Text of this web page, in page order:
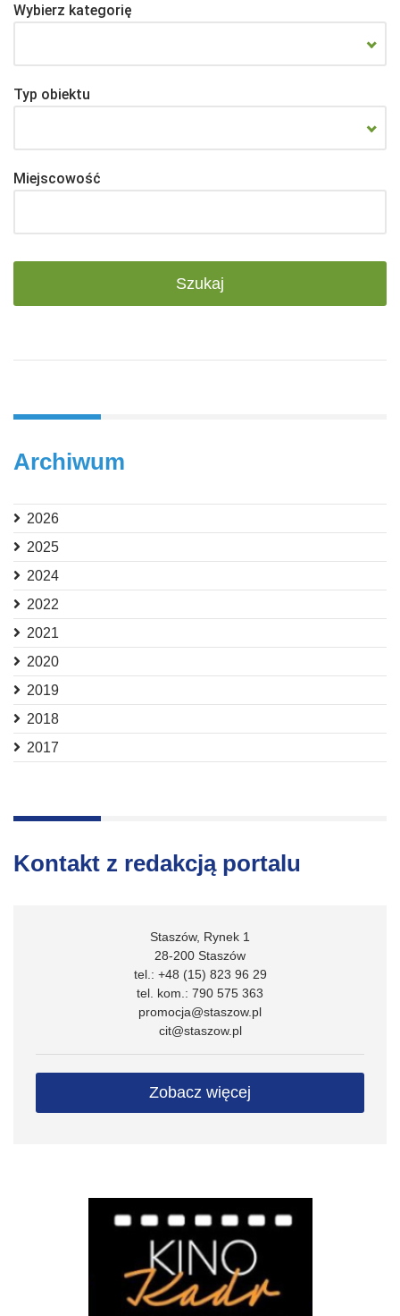
Wybierz kategorię
Typ obiektu
Miejscowość
Archiwum
2026
2025
2024
2022
2021
2020
2019
2018
2017
Kontakt z redakcją portalu
Staszów, Rynek 1
28-200 Staszów
tel.: +48 (15) 823 96 29
tel. kom.: 790 575 363
promocja@staszow.pl
cit@staszow.pl
Zobacz więcej